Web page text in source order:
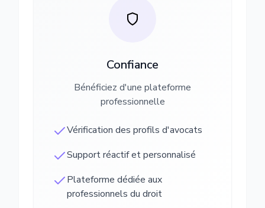
Confiance
Bénéficiez d'une plateforme
professionnelle
Vérification des profils d'avocats
Support réactif et personnalisé
Plateforme dédiée aux
professionnels du droit